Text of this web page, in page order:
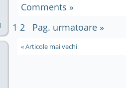
Comments »
1 2 Pag. urmatoare »
« Articole mai vechi